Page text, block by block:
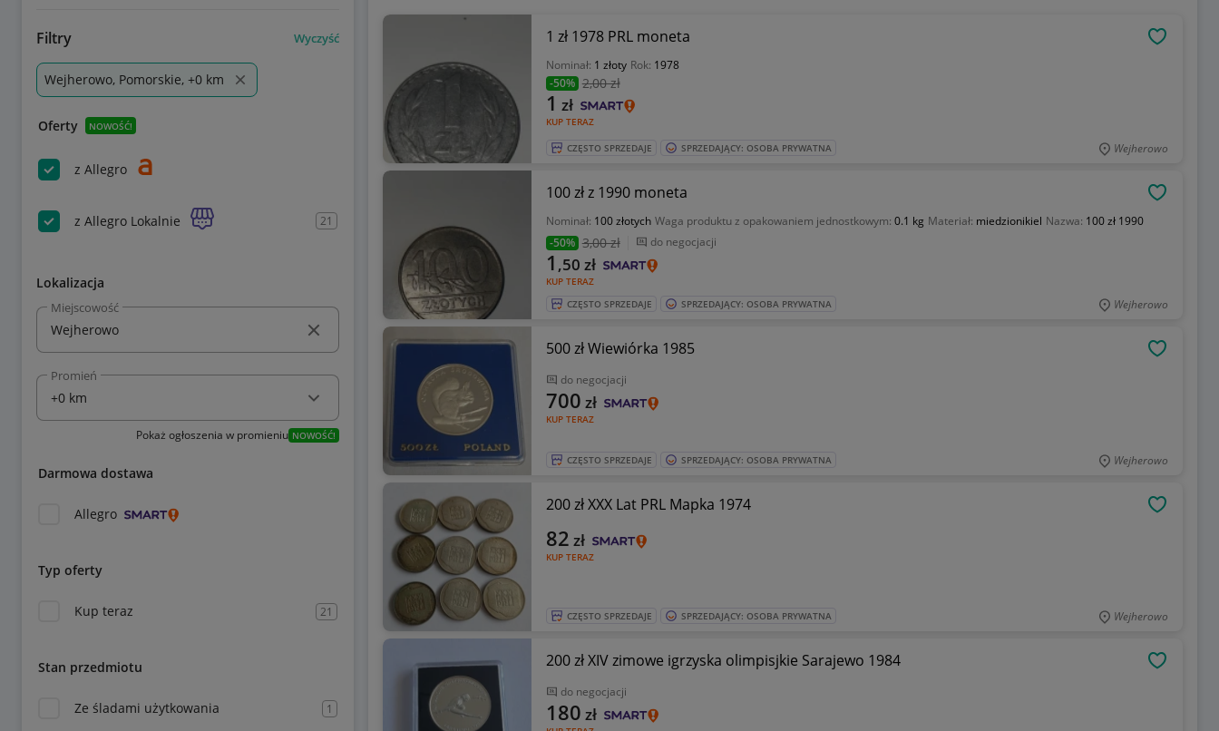
Filtry Wyczyść
Wejherowo, Pomorskie, +0 km
Oferty NOWOŚĆ!
z Allegro
z Allegro Lokalnie 21
Lokalizacja
Miejscowość
Promień
Pokaż ogłoszenia w promieniu NOWOŚĆ!
Darmowa dostawa
Allegro
Typ oferty
Kup teraz 21
Stan przedmiotu
Ze śladami użytkowania 1
1 zł 1978 PRL moneta
Nominał: 1 złoty Rok: 1978
-50% 2,00 zł
KUP TERAZ
1 zł
CZĘSTO SPRZEDAJE SPRZEDAJĄCY: OSOBA PRYWATNA Wejherowo
100 zł z 1990 moneta
Nominał: 100 złotych Waga produktu z opakowaniem jednostkowym: 0.1 kg Materiał: miedzionikiel Nazwa: 100 zł 1990
-50% 3,00 zł do negocjacji
KUP TERAZ
1 ,50 zł
CZĘSTO SPRZEDAJE SPRZEDAJĄCY: OSOBA PRYWATNA Wejherowo
500 zł Wiewiórka 1985
do negocjacji
KUP TERAZ
700 zł
CZĘSTO SPRZEDAJE SPRZEDAJĄCY: OSOBA PRYWATNA Wejherowo
200 zł XXX Lat PRL Mapka 1974
KUP TERAZ
82 zł
CZĘSTO SPRZEDAJE SPRZEDAJĄCY: OSOBA PRYWATNA Wejherowo
200 zł XIV zimowe igrzyska olimpisjkie Sarajewo 1984
do negocjacji
180 zł